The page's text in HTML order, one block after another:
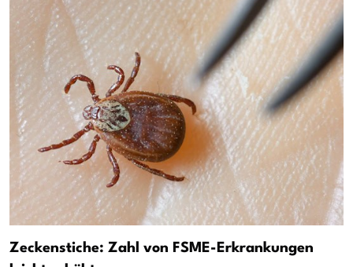
Zeckenstiche: Zahl von FSME-Erkrankungen